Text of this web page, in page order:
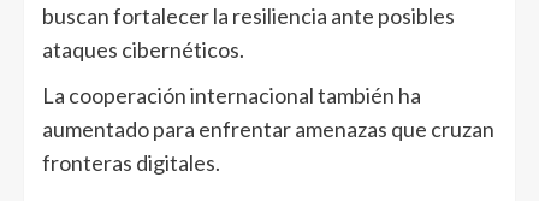
buscan fortalecer la resiliencia ante posibles
ataques cibernéticos.
La cooperación internacional también ha
aumentado para enfrentar amenazas que cruzan
fronteras digitales.